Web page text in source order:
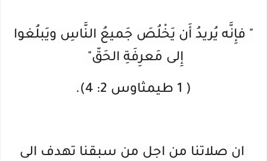
" فإِنَّه يُريدُ أَن يَخْلُصَ جَميعُ النَّاسِ ويَبلُغوا
إِلى مَعرِفَةِ الحَقّ"
( 1 طيمثاوس 2: 4).
ان صلاتنا من اجل من سبقنا تهدف الى